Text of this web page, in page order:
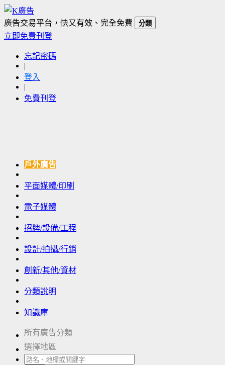
廣告交易平台，快又有效、完全免費 分類
立即免費刊登
忘記密碼
|
登入
|
免費刊登
戶外廣告
平面媒體/印刷
電子媒體
招牌/設備/工程
設計/拍攝/行銷
創新/其他/資材
分類說明
知識庫
所有廣告分類
選擇地區